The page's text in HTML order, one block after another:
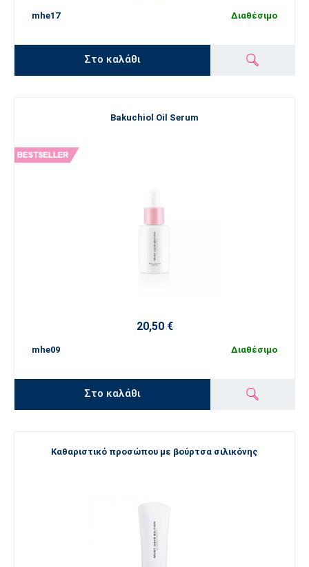
mhe17 Διαθέσιμο
Στο καλάθι
Bakuchiol Oil Serum
20,50 €
mhe09 Διαθέσιμο
Στο καλάθι
Καθαριστικό προσώπου με βούρτσα σιλικόνης